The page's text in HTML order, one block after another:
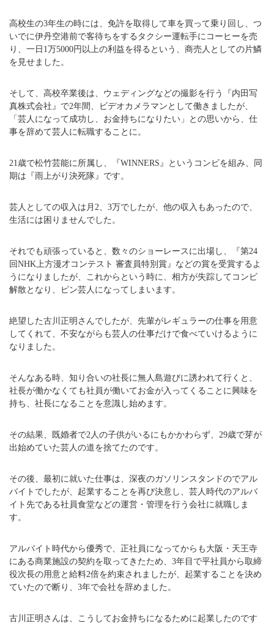
高校生の3年生の時には、免許を取得して車を買って乗り回し、つ
いでに伊丹空港前で客待ちをするタクシー運転手にコーヒーを売
り、一日1万5000円以上の利益を得るという、商売人としての片鱗
を見せました。
そして、高校卒業後は、ウェディングなどの撮影を行う『内田写
真株式会社』で2年間、ビデオカメラマンとして働きましたが、
「芸人になって成功し、お金持ちになりたい」との思いから、仕
事を辞めて芸人に転職することに。
21歳で松竹芸能に所属し、『WINNERS』というコンビを組み、同
期は『雨上がり決死隊』です。
芸人としての収入は月2、3万でしたが、他の収入もあったので、
生活には困りませんでした。
それでも頑張っていると、数々のショーレースに出場し、『第24
回NHK上方漫才コンテスト 審査員特別賞』などの賞を受賞するよ
うになりましたが、これからという時に、相方が失踪してコンビ
解散となり、ピン芸人になってしまいます。
絶望した古川正明さんでしたが、先輩がレギュラーの仕事を用意
してくれて、不安ながらも芸人の仕事だけで食べていけるように
なりました。
そんなある時、知り合いの社長に無人島遊びに誘われて行くと、
社長が働かなくても社員が働いてお金が入ってくることに興味を
持ち、社長になることを意識し始めます。
その結果、既婚者で2人の子供がいるにもかかわらず、29歳で芽が
出始めていた芸人の道を捨てたのです。
その後、最初に就いた仕事は、深夜のガソリンスタンドのでアル
バイトでしたが、起業することを再び決意し、芸人時代のアルバ
イト先である社員食堂などの運営・管理を行う会社に就職しま
す。
アルバイト時代から優秀で、正社員になってからも大阪・天王寺
にある商業施設の契約を取ってきたため、3年目で平社員から取締
役次長の用意と給料2倍を約束されましたが、起業することを決め
ていたので断り、3年で会社を辞めました。
古川正明さんは、こうしてお金持ちになるために起業したのです